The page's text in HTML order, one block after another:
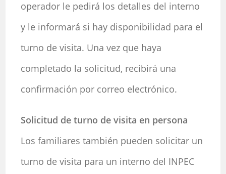
operador le pedirá los detalles del interno
y le informará si hay disponibilidad para el
turno de visita. Una vez que haya
completado la solicitud, recibirá una
confirmación por correo electrónico.
Solicitud de turno de visita en persona
Los familiares también pueden solicitar un
turno de visita para un interno del INPEC